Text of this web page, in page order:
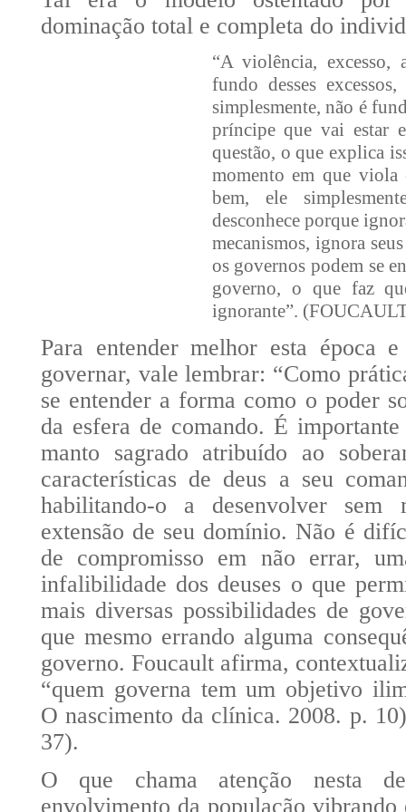
dominação total e completa do
“A violência, excesso,
fundo desses
simplesmente, não é
príncipe que vai estar
questão, o que explica
momento em que viola
bem, ele
desconhece porque
mecanismos, ignora
os governos podem se
governo, o que faz
ignorante”.
Para entender melhor esta época
governar, vale lembrar: “Como
se entender a forma como o poder
da esfera de comando. É
manto sagrado atribuído ao
características de deus a seu
habilitando-o a desenvolver sem
extensão de seu domínio. Não é
de compromisso em não errar,
infalibilidade dos deuses o que
mais diversas possibilidades de
que mesmo errando alguma
governo. Foucault afirma,
“quem governa tem um objetivo
O nascimento da clínica. 2008. p.
37).
O que chama atenção nesta
envolvimento da população vibrando